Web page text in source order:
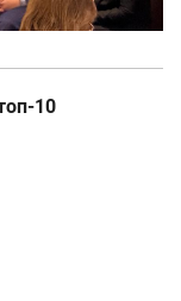
10